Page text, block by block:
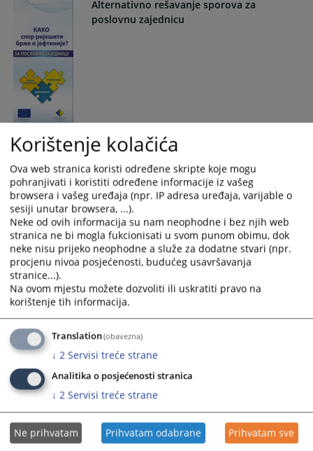
Alternativno rešavanje sporova za
poslovnu zajednicu
Smjernice za sklapanje sudske nagodbe -
za stranke
Šta vidite - predrasude i stereotipi
Konsolidacija i dalji razvoj pravosudnog
komunikacionog i informacionog sistema
09.07.2018.
Korištenje kolačića
Ova web stranica koristi određene skripte koje mogu
pohranjivati i koristiti određene informacije iz vašeg
browsera i vašeg uređaja (npr. IP adresa uređaja, varijable o
sesiji unutar browsera, ...).
Neke od ovih informacija su nam neophodne i bez njih web
stranica ne bi mogla fukcionisati u svom punom obimu, dok
neke nisu prijeko neophodne a služe za dodatne stvari (npr.
procjenu nivoa posjećenosti, budućeg usavršavanja
stranice...).
Na ovom mjestu možete dozvoliti ili uskratiti pravo na
korištenje tih informacija.
Translation(obavezna)
↓ 2 Servisi treće strane
Analitika o posjećenosti stranica
↓ 2 Servisi treće strane
Ne prihvatam Prihvatam odabrane Prihvatam sve